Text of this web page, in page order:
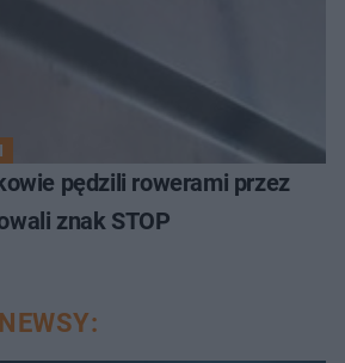
pędzili rowerami przez
znak STOP